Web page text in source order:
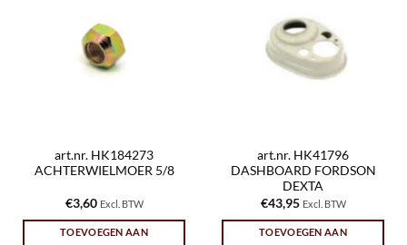
art.nr. HK184273
ACHTERWIELMOER 5/8
€3,60 Excl. BTW
TOEVOEGEN AAN
art.nr. HK41796
DASHBOARD FORDSON
DEXTA
€43,95 Excl. BTW
TOEVOEGEN AAN